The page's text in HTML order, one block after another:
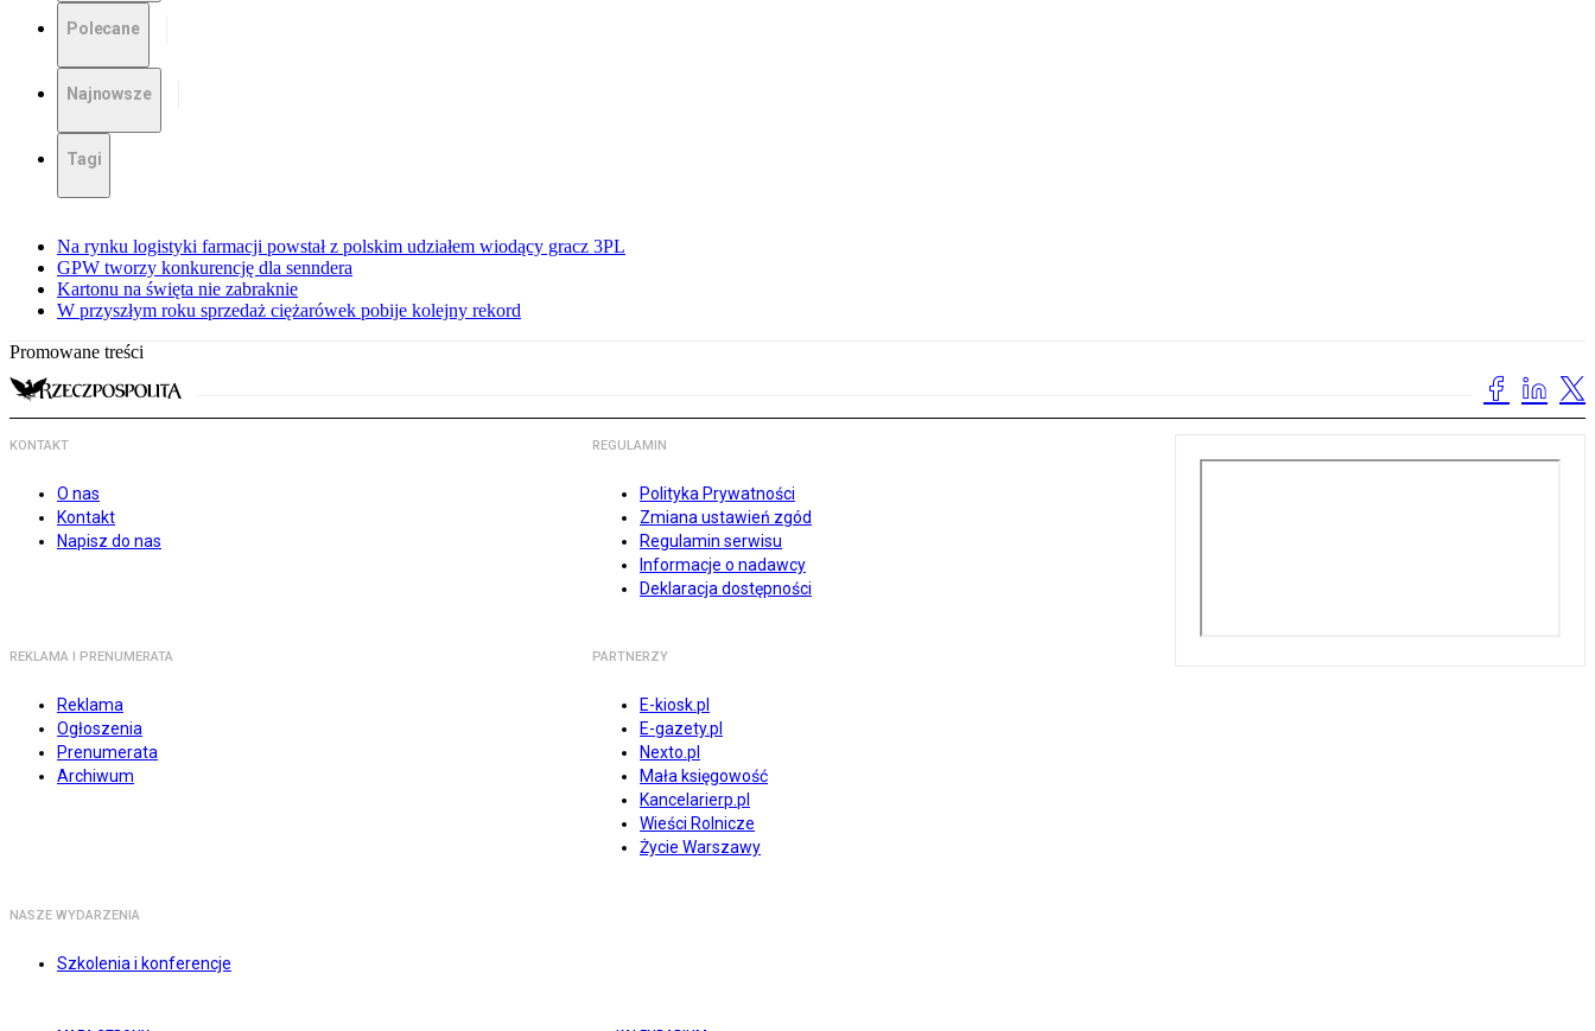
Polecane
Najnowsze
Tagi
Na rynku logistyki farmacji powstał z polskim udziałem wiodący gracz 3PL
GPW tworzy konkurencję dla senndera
Kartonu na święta nie zabraknie
W przyszłym roku sprzedaż ciężarówek pobije kolejny rekord
Promowane treści
KONTAKT
O nas
Kontakt
Napisz do nas
REGULAMIN
Polityka Prywatności
Zmiana ustawień zgód
Regulamin serwisu
Informacje o nadawcy
Deklaracja dostępności
REKLAMA I PRENUMERATA
Reklama
Ogłoszenia
Prenumerata
Archiwum
PARTNERZY
E-kiosk.pl
E-gazety.pl
Nexto.pl
Mała księgowość
Kancelarierp.pl
Wieści Rolnicze
Życie Warszawy
NASZE WYDARZENIA
Szkolenia i konferencje